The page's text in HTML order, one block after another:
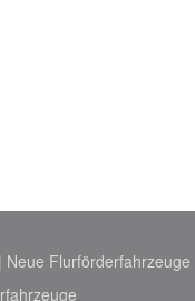
| Neue Flurförderfahrzeuge